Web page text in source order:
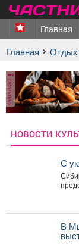
Главная
Главная Отдых
реклама
НОВОСТИ
С
В